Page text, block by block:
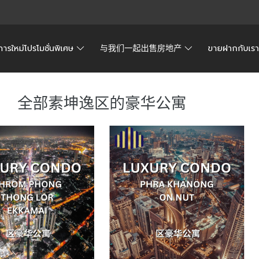
รใหม่โปรโมชั่นพิเศษ 与我们一起出售房地产 ขายฝากกับเรา
全部素坤逸区的豪华公寓